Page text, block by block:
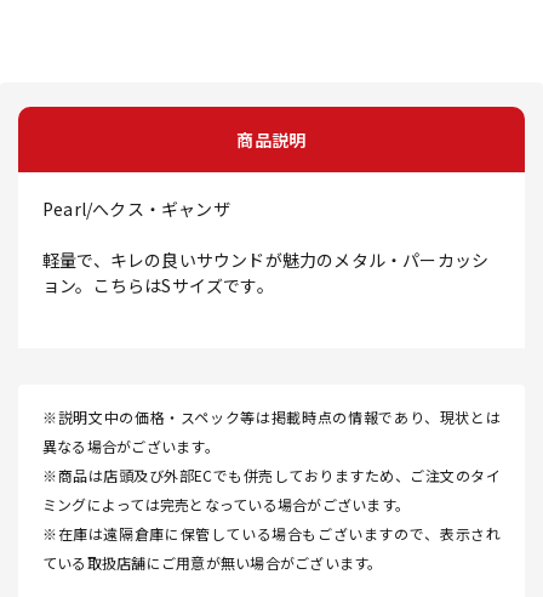
商品説明
Pearl/へクス・ギャンザ
軽量で、キレの良いサウンドが魅力のメタル・パーカッシ
ョン。こちらはSサイズです。
※説明文中の価格・スペック等は掲載時点の情報であり、現状とは
異なる場合がございます。
※商品は店頭及び外部ECでも併売しておりますため、ご注文のタイ
ミングによっては完売となっている場合がございます。
※在庫は遠隔倉庫に保管している場合もございますので、表示され
ている取扱店舗にご用意が無い場合がございます。